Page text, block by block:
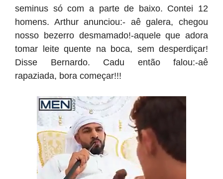
seminus só com a parte de baixo. Contei 12
homens. Arthur anunciou:- aê galera, chegou
nosso bezerro desmamado!-aquele que adora
tomar leite quente na boca, sem desperdiçar!
Disse Bernardo. Cadu então falou:-aê
rapaziada, bora começar!!!